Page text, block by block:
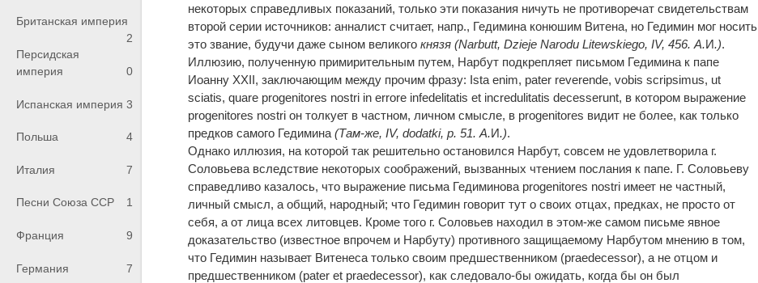
Британская империя
2
Персидская
империя
0
Испанская империя 3
Польша 4
Италия 7
Песни Союза ССР 1
Франция 9
Германия 7
некоторых справедливых показаний, только эти показания ничуть не противоречат свидетельствам
второй серии источников: анналист считает, напр., Гедимина конюшим Витена, но Гедимин мог носить
это звание, будучи даже сыном великогокнязя (Narbutt, Dzieje Narodu Litewskiego,IV, 456. А.И.).
Иллюзию, полученную примирительным путем, Нарбут подкрепляет письмом Гедимина к папе
Иоанну XXII, заключающим между прочим фразу: Ista enim, pater reverende, vobis scripsimus, ut
sciatis, quare progenitores nostri in errore infedelitatis et incredulitatis decesserunt, в котором выражение
progenitores nostri он толкует в частном, личном смысле, в progenitores видит не более, как только
предков самого Гедимина(Там-же,IV, dodatki, p. 51. А.И.).
Однако иллюзия, на которой так решительно остановился Нарбут, совсем не удовлетворила г.
Соловьева вследствие некоторых соображений, вызванных чтением послания к папе. Г. Соловьеву
справедливо казалось, что выражение письма Гедиминова progenitores nostri имеет не частный,
личный смысл, а общий, народный; что Гедимин говорит тут о своих отцах, предках, не просто от
себя, а от лица всех литовцев. Кроме того г. Соловьев находил в этом-же самом письме явное
доказательство (известное впрочем и Нарбуту) противного защищаемому Нарбутом мнению в том,
что Гедимин называет Витенеса только своим предшественником (praedecessor), а не отцом и
предшественником (pater et praedecessor), как следовало-бы ожидать, когда бы он был